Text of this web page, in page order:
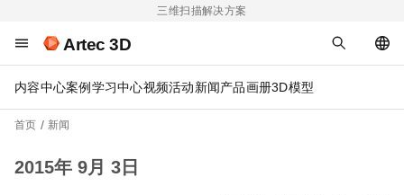
三维扫描解决方案
Artec 3D
内容中心案例 学习中心视频活动新闻产品画册3D模型
首页 新闻
2015年 9月 3日